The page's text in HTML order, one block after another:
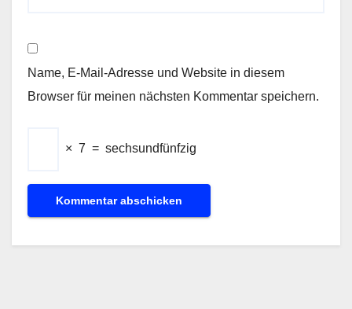
Name, E-Mail-Adresse und Website in diesem
Browser für meinen nächsten Kommentar speichern.
× 7 = sechsundfünfzig